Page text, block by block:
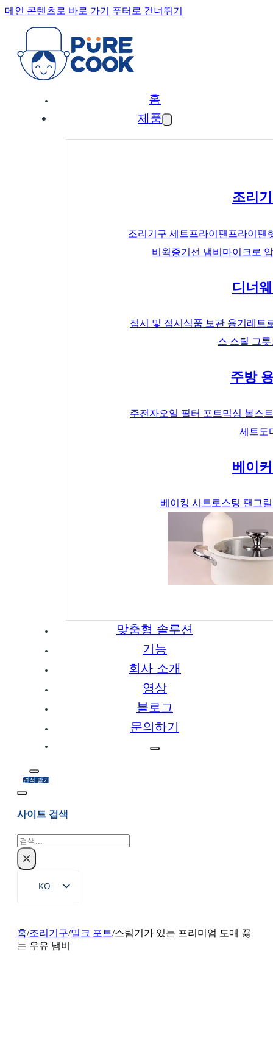
메인 콘텐츠로 바로 가기 푸터로 건너뛰기
홈
제품
조리
조리기구 세트 프라이팬 프라이팬
비 웍증기선 냄비 마이크로
디너
접시 및 접시 식품 보관 용기 레트
스 스틸 그릇
주방
주전자오일 필터 포트믹싱 볼스
세트 도
베이
베이킹 시트 로스팅 팬 그
맞춤형 솔루션
기능
회사 소개
영상
블로그
문의하기
견적 받기
사이트 검색
검
색×
KO
EN
FR
홈/조리기구/밀크 포트/스팀기가 있는 프리미엄 도매 끓
는 우유 냄비